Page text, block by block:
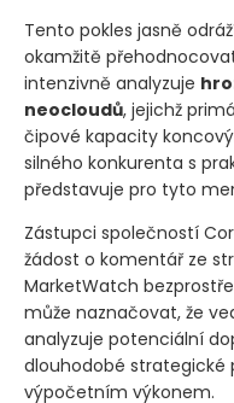
Tento pokles jasně
okamžitě
intenzivně analyzuje
neocloudů, jejichž
čipové kapacity
silného konkurenta s
představuje pro tyto
Zástupci společností
žádost o komentář ze
MarketWatch
může naznačovat, že
analyzuje potenciální
dlouhodobé strategické
výpočetním výkonem.